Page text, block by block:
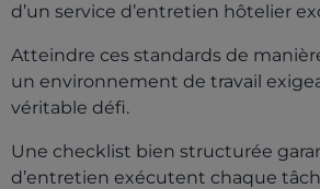
d’un service d’entretien hôtelier
Atteindre ces standards de
un environnement de travail
véritable défi.
Une checklist bien structurée
d’entretien exécutent chaque